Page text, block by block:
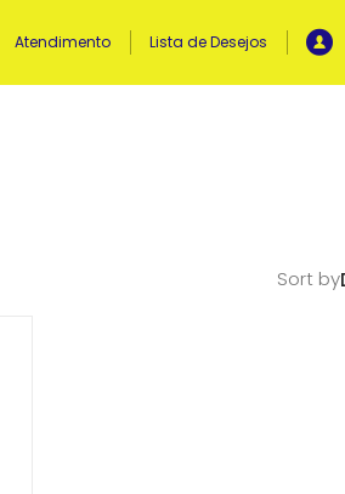
Atendimento Lista de Desejos
Sort by